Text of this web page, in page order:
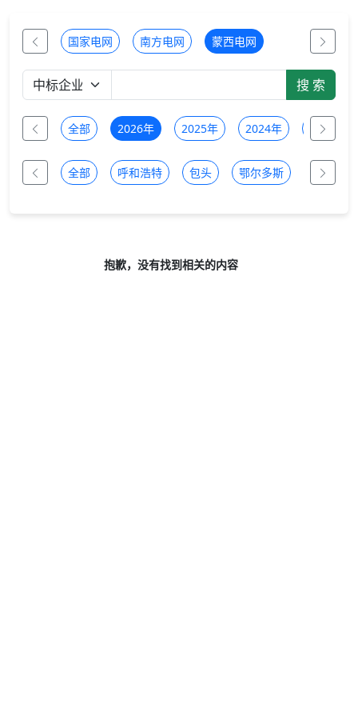
国家电网 南方电网 蒙西电网
全部 2026年 2025年 2024年 2023年
全部 呼和浩特 包头 鄂尔多斯 乌兰察布
抱歉，没有找到相关的内容